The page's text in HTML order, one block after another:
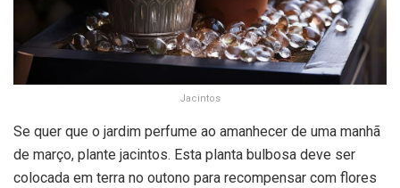
Jacintos
Se quer que o jardim perfume ao amanhecer de uma manhã
de março, plante jacintos. Esta planta bulbosa deve ser
colocada em terra no outono para recompensar com flores